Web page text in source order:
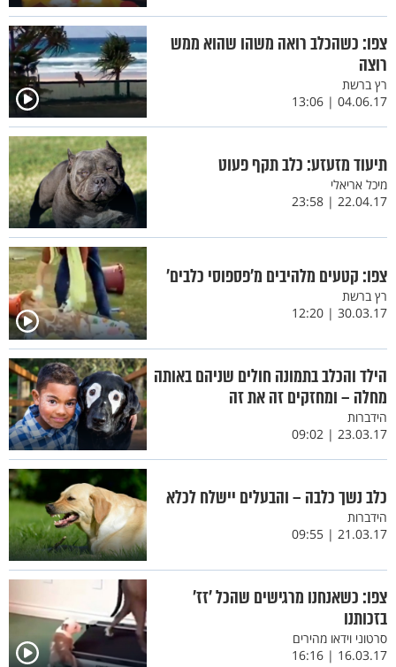
צפו: כשהכלב רואה משהו שהוא ממש
רוצה
רץ ברשת
04.06.17 | 13:06
תיעוד מזעזע: כלב תקף פעוט
מיכל אריאלי
22.04.17 | 23:58
צפו: קטעים מלהיבים מ’פספוסי כלבים’
רץ ברשת
30.03.17 | 12:20
הילד והכלב בתמונה חולים שניהם באותה
מחלה – ומחזקים זה את זה
הידברות
23.03.17 | 09:02
כלב נשך כלבה – והבעלים יישלח לכלא
הידברות
21.03.17 | 09:55
צפו: כשאנחנו מרגישים שהכל ’זז’
בזכותנו
סרטוני וידאו מהירים
16.03.17 | 16:16